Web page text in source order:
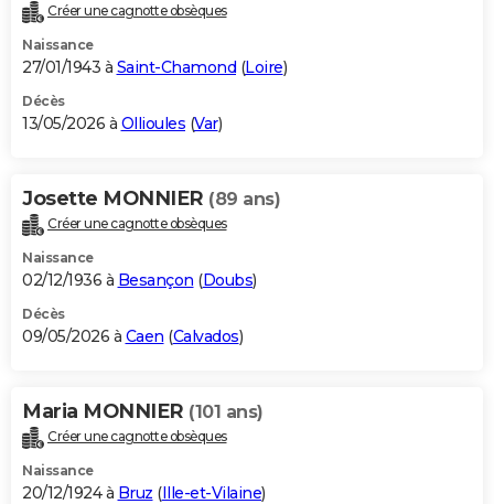
Créer une cagnotte obsèques
Naissance
27/01/1943 à Saint-Chamond (Loire)
Décès
13/05/2026 à Ollioules (Var)
Josette MONNIER (89 ans)
Créer une cagnotte obsèques
Naissance
02/12/1936 à Besançon (Doubs)
Décès
09/05/2026 à Caen (Calvados)
Maria MONNIER (101 ans)
Créer une cagnotte obsèques
Naissance
20/12/1924 à Bruz (Ille-et-Vilaine)